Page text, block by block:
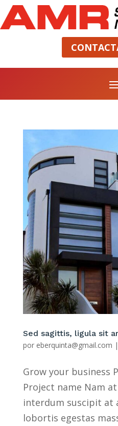
Sed sagittis, ligula sit
por eberquinta@gmail.com |
Grow your business
Project name Nam
interdum suscipit at
lobortis egestas